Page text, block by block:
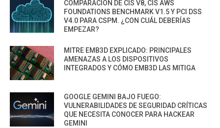
COMPARACIÓN DE CIS V8, CIS AWS
FOUNDATIONS BENCHMARK V1.5 Y PCI DSS
V4.0 PARA CSPM. ¿CON CUÁL DEBERÍAS
EMPEZAR?
MITRE EMB3D EXPLICADO: PRINCIPALES
AMENAZAS A LOS DISPOSITIVOS
INTEGRADOS Y CÓMO EMB3D LAS MITIGA
GOOGLE GEMINI BAJO FUEGO:
VULNERABILIDADES DE SEGURIDAD CRÍTICAS
QUE NECESITA CONOCER PARA HACKEAR
GEMINI